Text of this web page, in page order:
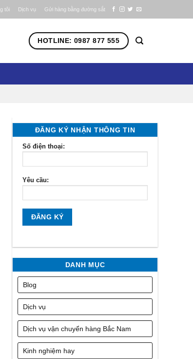
tôi Dịch vụ Gửi hàng bằng đường sắt
HOTLINE: 0987 877 555
ĐĂNG KÝ NHẬN THÔNG TIN
Số điện thoại:
Yêu cầu:
DANH MỤC
Blog
Dịch vụ
Dịch vụ vận chuyển hàng Bắc Nam
Kinh nghiệm hay